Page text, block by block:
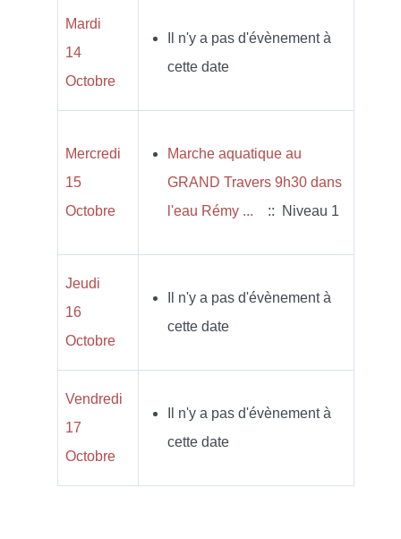
Mardi
14
Octobre
Il n'y a pas d'évènement à
cette date
Mercredi
15
Octobre
Marche aquatique au
GRAND Travers 9h30 dans
l'eau Rémy ...
:: Niveau 1
Jeudi
16
Octobre
Il n'y a pas d'évènement à
cette date
Vendredi
17
Octobre
Il n'y a pas d'évènement à
cette date